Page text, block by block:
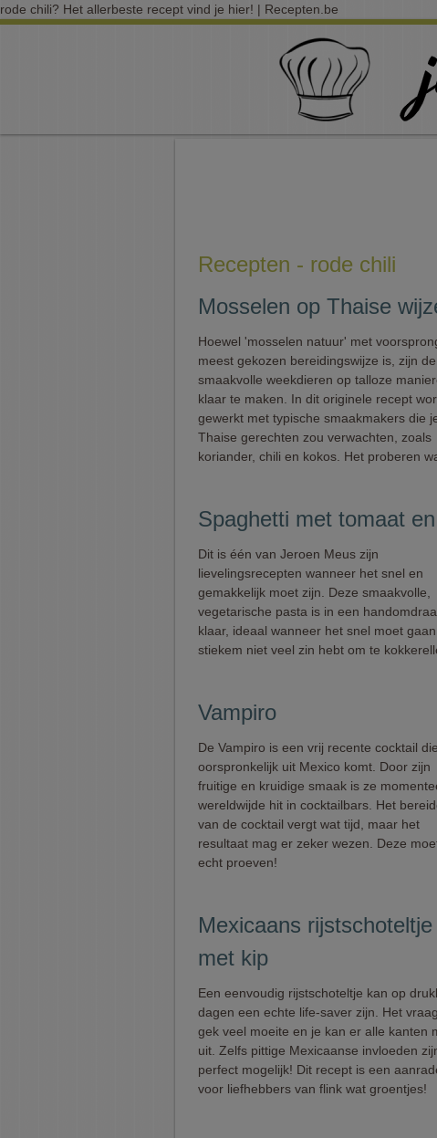
rode chili? Het allerbeste recept vind je hier! | Recepten.be
Recepten - rode chili
Mosselen op Thaise
Hoewel 'mosselen natuur' met
meest gekozen bereidingswijze is, zijn de
smaakvolle weekdieren op talloze
klaar te maken. In dit originele recept
gewerkt met typische smaakmakers die
Thaise gerechten zou verwachten, zoals
koriander, chili en kokos. Het proberen
Spaghetti met tomaat
Dit is één van Jeroen Meus zijn
lievelingsrecepten wanneer het snel en
gemakkelijk moet zijn. Deze smaakvolle,
vegetarische pasta is in een
klaar, ideaal wanneer het snel moet
stiekem niet veel zin hebt om te
Vampiro
De Vampiro is een vrij recente cocktail die
oorspronkelijk uit Mexico komt. Door zijn
fruitige en kruidige smaak is ze
wereldwijde hit in cocktailbars. Het
van de cocktail vergt wat tijd, maar het
resultaat mag er zeker wezen. Deze
echt proeven!
Mexicaans rijstschoteltje
met kip
Een eenvoudig rijstschoteltje kan op
dagen een echte life-saver zijn. Het
gek veel moeite en je kan er alle kanten
uit. Zelfs pittige Mexicaanse invloeden
perfect mogelijk! Dit recept is een
voor liefhebbers van flink wat groentjes!